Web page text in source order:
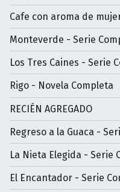
Cafe con aroma de
Monteverde - Serie
Los Tres Caines - Serie
Rigo - Novela Completa
RECIÉN AGREGADO
Regreso a la Guaca -
La Nieta Elegida - Serie
El Encantador - Serie